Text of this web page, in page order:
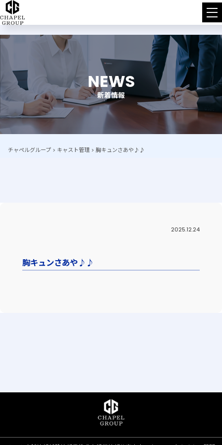
チ
ャ
ル
グ
ル
ー
NEWS
新着情報
チャペルグループ > キャスト管理 > 胸キュンさあや♪♪
2025.12.24
胸キュンさあや♪♪